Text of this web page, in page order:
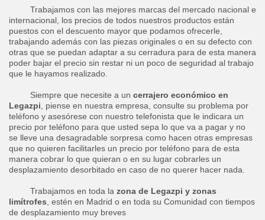
Trabajamos con las mejores marcas del mercado nacional e
internacional, los precios de todos nuestros productos están
puestos con el descuento mayor que podamos ofrecerle,
trabajando además con las piezas originales o en su defecto con
otras que se puedan adaptar a su cerradura para de esta manera
poder bajar el precio sin restar ni un poco de seguridad al trabajo
que le hayamos realizado.
Siempre que necesite a un cerrajero económico en
Legazpi, piense en nuestra empresa, consulte su problema por
teléfono y asesórese con nuestro telefonista que le indicara un
precio por teléfono para que usted sepa lo que va a pagar y no
se lleve una desagradable sorpresa como hacen otras empresas
que no quieren facilitarles un precio por teléfono para de esta
manera cobrar lo que quieran o en su lugar cobrarles un
desplazamiento desorbitado en caso de no querer hacer nada.
Trabajamos en toda la zona de Legazpi y zonas
limítrofes, estén en Madrid o en toda su Comunidad con tiempos
de desplazamiento muy breves